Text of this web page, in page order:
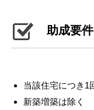
助成要件
当該住宅につき1
新築増築は除く